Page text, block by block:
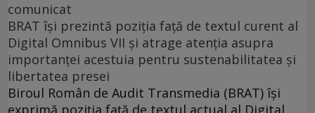
comunicat
BRAT își prezintă poziția față de textul curent al
Digital Omnibus VII și atrage atenția asupra
importanței acestuia pentru sustenabilitatea și
libertatea presei
Biroul Român de Audit Transmedia (BRAT) își